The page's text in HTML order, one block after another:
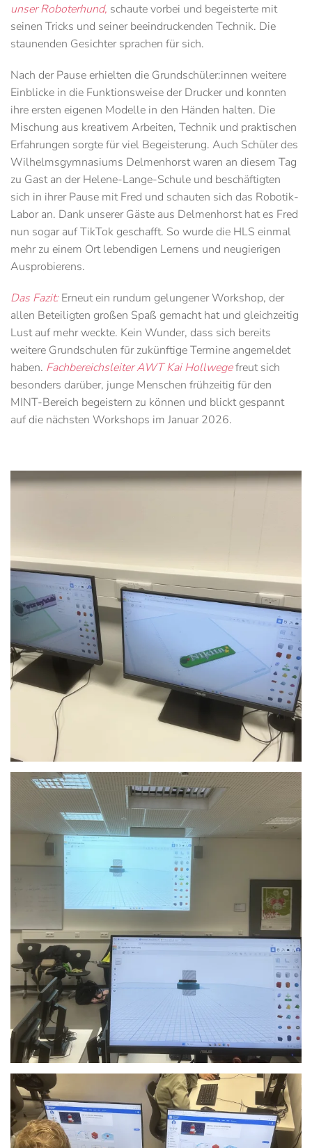
unser Roboterhund, schaute vorbei und begeisterte mit
seinen Tricks und seiner beeindruckenden Technik. Die
staunenden Gesichter sprachen für sich.
Nach der Pause erhielten die Grundschüler:innen weitere
Einblicke in die Funktionsweise der Drucker und konnten
ihre ersten eigenen Modelle in den Händen halten. Die
Mischung aus kreativem Arbeiten, Technik und praktischen
Erfahrungen sorgte für viel Begeisterung. Auch Schüler des
Wilhelmsgymnasiums Delmenhorst waren an diesem Tag
zu Gast an der Helene-Lange-Schule und beschäftigten
sich in ihrer Pause mit Fred und schauten sich das Robotik-
Labor an. Dank unserer Gäste aus Delmenhorst hat es Fred
nun sogar auf TikTok geschafft. So wurde die HLS einmal
mehr zu einem Ort lebendigen Lernens und neugierigen
Ausprobierens.
Das Fazit: Erneut ein rundum gelungener Workshop, der
allen Beteiligten großen Spaß gemacht hat und gleichzeitig
Lust auf mehr weckte. Kein Wunder, dass sich bereits
weitere Grundschulen für zukünftige Termine angemeldet
haben. Fachbereichsleiter AWT Kai Hollwegefreut sich
besonders darüber, junge Menschen frühzeitig für den
MINT-Bereich begeistern zu können und blickt gespannt
auf die nächsten Workshops im Januar 2026.
Anschauen....